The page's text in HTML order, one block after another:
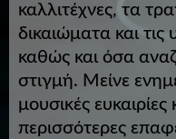
καλλιτέχνες, τα
δικαιώματα και τις
καθώς και όσα
στιγμή. Μείνε
μουσικές
περισσότερες